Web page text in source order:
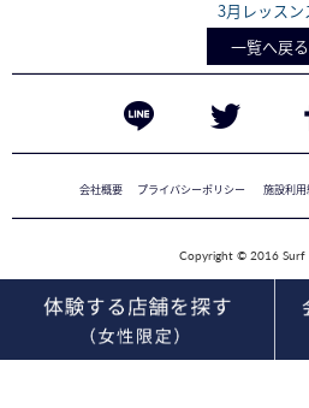
3月レッスン
一覧へ戻る
会社概要 プライバシーポリシー 施設利
Copyright © 2016 Surf